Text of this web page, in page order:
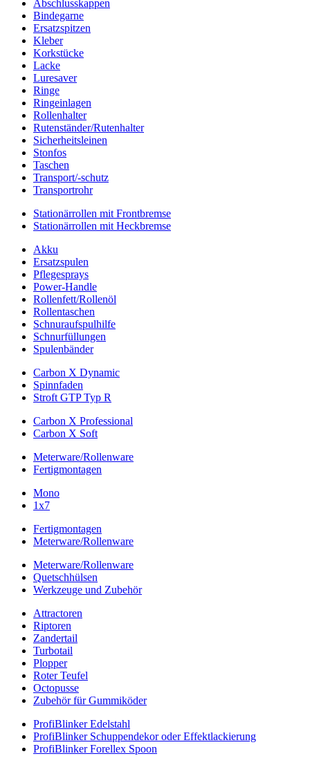
Abschlusskappen
Bindegarne
Ersatzspitzen
Kleber
Korkstücke
Lacke
Luresaver
Ringe
Ringeinlagen
Rollenhalter
Rutenständer/Rutenhalter
Sicherheitsleinen
Stonfos
Taschen
Transport/-schutz
Transportrohr
Stationärrollen mit Frontbremse
Stationärrollen mit Heckbremse
Akku
Ersatzspulen
Pflegesprays
Power-Handle
Rollenfett/Rollenöl
Rollentaschen
Schnuraufspulhilfe
Schnurfüllungen
Spulenbänder
Carbon X Dynamic
Spinnfaden
Stroft GTP Typ R
Carbon X Professional
Carbon X Soft
Meterware/Rollenware
Fertigmontagen
Mono
1x7
Fertigmontagen
Meterware/Rollenware
Meterware/Rollenware
Quetschhülsen
Werkzeuge und Zubehör
Attractoren
Riptoren
Zandertail
Turbotail
Plopper
Roter Teufel
Octopusse
Zubehör für Gummiköder
ProfiBlinker Edelstahl
ProfiBlinker Schuppendekor oder Effektlackierung
ProfiBlinker Forellex Spoon